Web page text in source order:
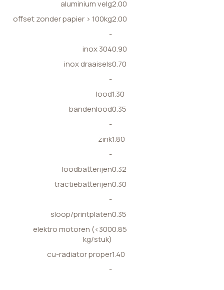
aluminium velg2.00
offset zonder papier > 100kg2.00
-
inox 3040.90
inox draaisels0.70
-
lood1.30
bandenlood0.35
-
zink1.80
-
loodbatterijen0.32
tractiebatterijen0.30
-
sloop/printplaten0.35
elektro motoren (<300
kg/stuk)
0.85
cu-radiator proper1.40
-